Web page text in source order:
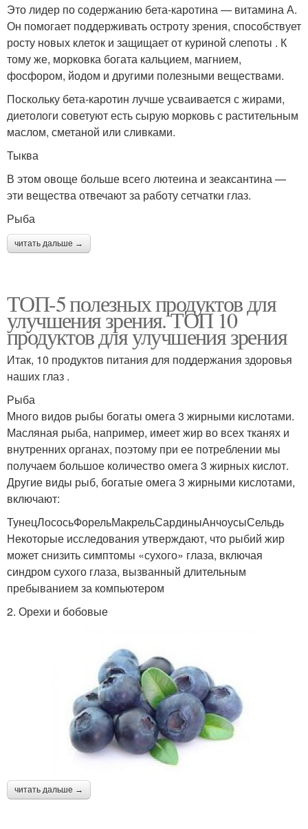
Это лидер по содержанию бета-каротина — витамина А.
Он помогает поддерживать остроту зрения, способствует
росту новых клеток и защищает от куриной слепоты . К
тому же, морковка богата кальцием, магнием,
фосфором, йодом и другими полезными веществами.
Поскольку бета-каротин лучше усваивается с жирами,
диетологи советуют есть сырую морковь с растительным
маслом, сметаной или сливками.
Тыква
В этом овоще больше всего лютеина и зеаксантина —
эти вещества отвечают за работу сетчатки глаз.
Рыба
читать дальше →
ТОП-5 полезных продуктов для
улучшения зрения. ТОП 10
продуктов для улучшения зрения
Итак, 10 продуктов питания для поддержания здоровья
наших глаз .
Рыба
Много видов рыбы богаты омега 3 жирными кислотами.
Масляная рыба, например, имеет жир во всех тканях и
внутренних органах, поэтому при ее потреблении мы
получаем большое количество омега 3 жирных кислот.
Другие виды рыб, богатые омега 3 жирными кислотами,
включают:
ТунецЛососьФорельМакрельСардиныАнчоусыСельдь
Некоторые исследования утверждают, что рыбий жир
может снизить симптомы «сухого» глаза, включая
синдром сухого глаза, вызванный длительным
пребыванием за компьютером
2. Орехи и бобовые
читать дальше →